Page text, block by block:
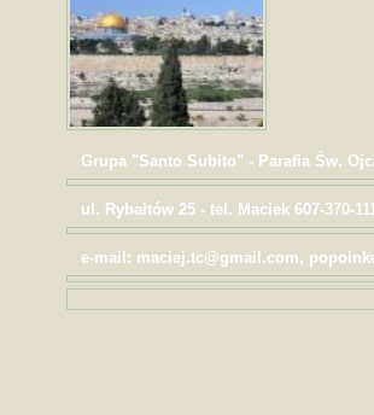
Grupa "Santo Subito" - Parafia Św.
ul. Rybałtów 25 - tel. Maciek 607-370-
e-mail: maciej.tc@gmail.com,